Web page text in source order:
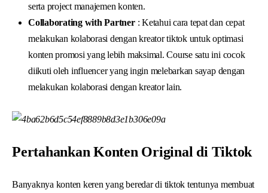
serta project manajemen konten.
Collaborating with Partner: Ketahui cara tepat dan cepat
melakukan kolaborasi dengan kreator tiktok untuk optimasi
konten promosi yang lebih maksimal. Course satu ini cocok
diikuti oleh influencer yang ingin melebarkan sayap dengan
melakukan kolaborasi dengan kreator lain.
Pertahankan Konten Original di Tiktok
Banyaknya konten keren yang beredar di tiktok tentunya membuat